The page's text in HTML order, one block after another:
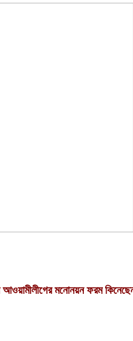
মনোনয়ন ফরম